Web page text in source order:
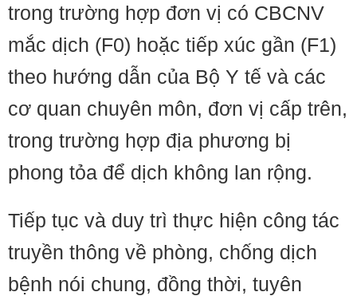
trong trường hợp đơn vị có CBCNV
mắc dịch (F0) hoặc tiếp xúc gần (F1)
theo hướng dẫn của Bộ Y tế và các
cơ quan chuyên môn, đơn vị cấp trên,
trong trường hợp địa phương bị
phong tỏa để dịch không lan rộng.
Tiếp tục và duy trì thực hiện công tác
truyền thông về phòng, chống dịch
bệnh nói chung, đồng thời, tuyên